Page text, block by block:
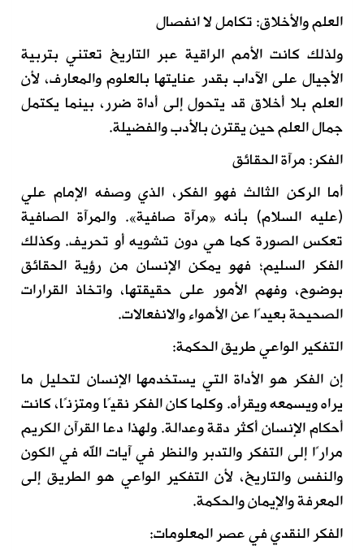
العلم والأخلاق: تكامل لا انفصال
ولذلك كانت الأمم الراقية عبر التاريخ تعتني بتربية
الأجيال على الآداب بقدر عنايتها بالعلوم والمعارف، لأن
العلم بلا أخلاق قد يتحول إلى أداة ضرر، بينما يكتمل
جمال العلم حين يقترن بالأدب والفضيلة.
الفكر: مرآة الحقائق
أما الركن الثالث فهو الفكر، الذي وصفه الإمام علي
(عليه السلام) بأنه «مرآة صافية». والمرآة الصافية
تعكس الصورة كما هي دون تشويه أو تحريف. وكذلك
الفكر السليم؛ فهو يمكن الإنسان من رؤية الحقائق
بوضوح، وفهم الأمور على حقيقتها، واتخاذ القرارات
الصحيحة بعيدًا عن الأهواء والانفعالات.
التفكير الواعي طريق الحكمة:
إن الفكر هو الأداة التي يستخدمها الإنسان لتحليل ما
يراه ويسمعه ويقرأه. وكلما كان الفكر نقيًا ومتزنًا، كانت
أحكام الإنسان أكثر دقة وعدالة. ولهذا دعا القرآن الكريم
مرارًا إلى التفكر والتدبر والنظر في آيات الله في الكون
والنفس والتاريخ، لأن التفكير الواعي هو الطريق إلى
المعرفة والإيمان والحكمة.
الفكر النقدي في عصر المعلومات: